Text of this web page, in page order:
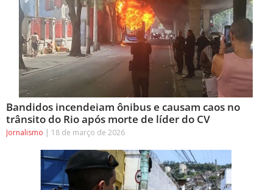
Bandidos incendeiam ônibus e causam caos no
trânsito do Rio após morte de líder do CV
Jornalismo 18 de março de 2026